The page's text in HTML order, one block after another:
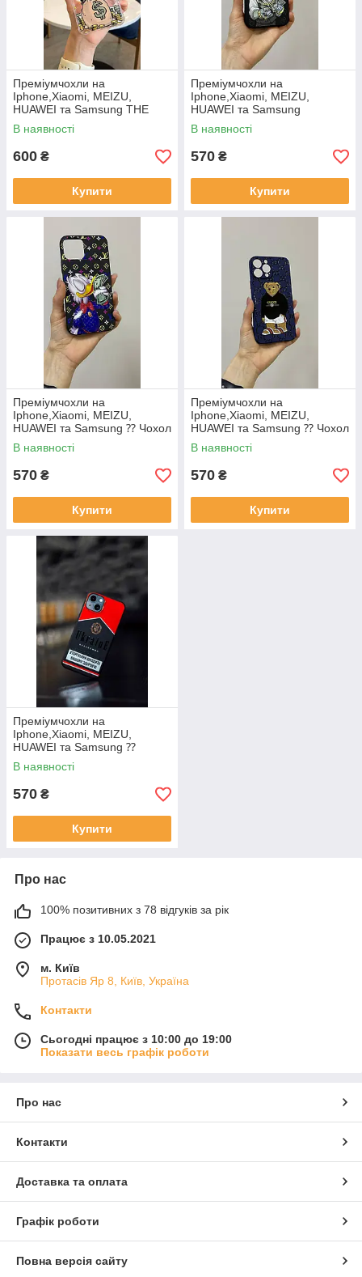
Преміумчохли на
Iphone,Xiaomi, MEIZU,
HUAWEI та Samsung THE
HARDER YOU WORK
В наявності
600 ₴
Купити
Преміумчохли на
Iphone,Xiaomi, MEIZU,
HUAWEI та Samsung
В наявності
570 ₴
Купити
Преміумчохли на
Iphone,Xiaomi, MEIZU,
HUAWEI та Samsung ⁇ Чохол
СКРУДЖ
В наявності
570 ₴
Купити
Преміумчохли на
Iphone,Xiaomi, MEIZU,
HUAWEI та Samsung ⁇ Чохол
Ведмедик GUCCI
В наявності
570 ₴
Купити
Преміумчохли на
Iphone,Xiaomi, MEIZU,
HUAWEI та Samsung ⁇
UKRAINE — ВТОРГНЕННЯ
ШКОДИТИ ВАШОМУ
В наявності
570 ₴
Купити
Про нас
100% позитивних з 78 відгуків за рік
Працює з 10.05.2021
м. Київ
Протасів Яр 8, Київ, Україна
Контакти
Сьогодні працює з 10:00 до 19:00
Показати весь графік роботи
Про нас
Контакти
Доставка та оплата
Графік роботи
Повна версія сайту